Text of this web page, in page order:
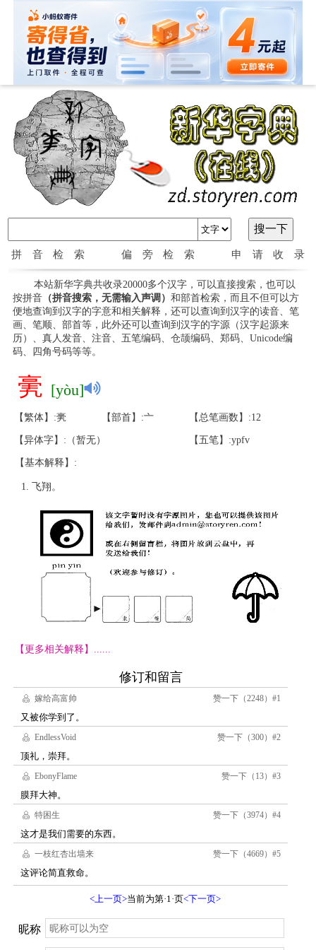
拼音检索 偏旁检索 申请收录
本站新华字典共收录20000多个汉字，可以直接搜索，也可以
按拼音（拼音搜索，无需输入声调） 和部首检索，而且不但可以方
便地查询到汉字的字意和相关解释，还可以查询到汉字的读音、笔
画、笔顺、部首等，此外还可以查询到汉字的字源（汉字起源来
历）、真人发音、注音、五笔编码、仓颉编码、郑码、Unicode编
码、四角号码等等。
亴 [yòu]
【繁体】:亴 【部首】:亠 【总笔画数】:12
【异体字】:（暂无） 【五笔】:ypfv
【基本解释】:
飞翔。
【更多相关解释】......